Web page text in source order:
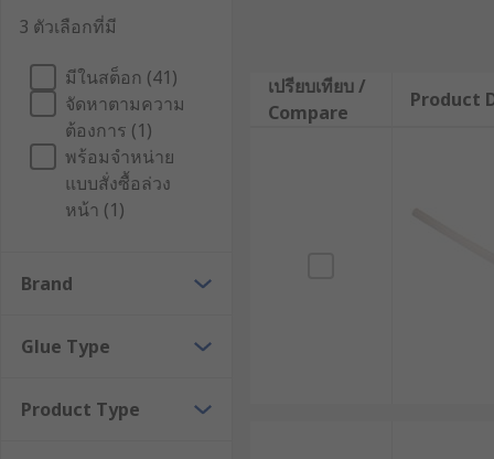
Types of glue
Super glue -
Also known as cyanoacrylate,
almost immediately when it comes into
surface, while some water is present in the
hobbyists.
Glue Sticks -
Glue sticks or slugs can also be
until it becomes viscous and by squeezing
seconds and are usually fully cured within 1
ceramics, glass, metal, plastic, rubber or
Also known as white glue, wood
bonding purposes, it is a type of thermoplastic.
Glue Dots -
are an easy to use pressure
mess and residue than liquid glues, such as
3 ตัวเลือกที่มี
มีในสต็อก (41)
จัดหาตามความ
ต้องการ (1)
พร้อมจำหน่าย
แบบสั่งซื้อล่วง
หน้า (1)
Brand
Glue Type
Product Type
เปรียบเทียบ /
Compare
Product